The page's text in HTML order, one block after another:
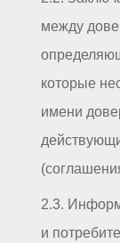
между
которые
имени
2.3.
и